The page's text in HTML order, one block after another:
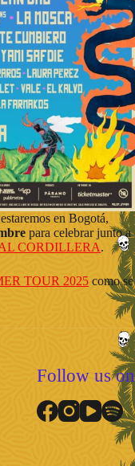
en Bogotá,
para celebrar junto a
CORDILLERA.
TOUR 2025 como se
Follow us on